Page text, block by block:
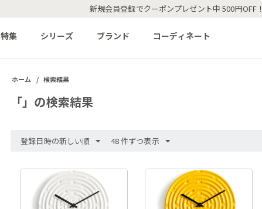
新規会員登録でクーポンプレゼント中 500円OFF！
特集 シリーズ ブランド コーディネート
ホーム / 検索結果
「」の検索結果
登録日時の新しい順 48 件ずつ表示